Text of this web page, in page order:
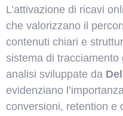
L’attivazione di ricavi
che valorizzano il
contenuti chiari e
sistema di
analisi sviluppate da
evidenziano
conversioni, retention e